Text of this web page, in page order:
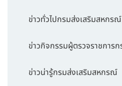
ข่าวทั่วไปกรมส่งเสริมสหกรณ์
ข่าวกิจกรรมผู้ตรวจราชการก
ข่าวน่ารู้กรมส่งเสริมสหกรณ์